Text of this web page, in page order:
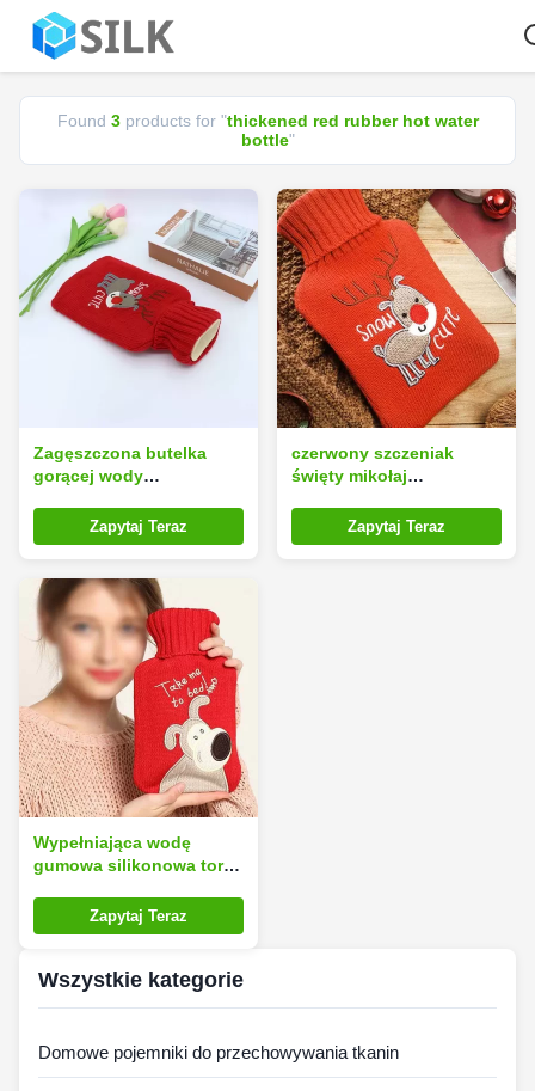
Found 3products for "thickened red rubber hot water
bottle"
Zagęszczona butelka
gorącej wody
1000 ml z czerwonej
gumy
Zapytaj Teraz
czerwony szczeniak
święty mikołaj
termofory na zimową
ciepłą promocję
Zapytaj Teraz
Wypełniająca wodę
gumowa silikonowa torba
Pack WarmZapytaj Teraz
Wszystkie kategorie
Domowe pojemniki do przechowywania tkanin